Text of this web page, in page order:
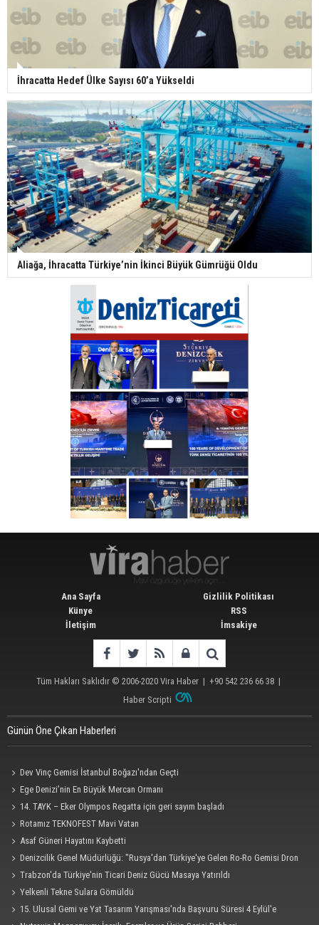
İhracatta Hedef Ülke Sayısı 60’a Yükseldi
Aliağa, İhracatta Türkiye’nin İkinci Büyük Gümrüğü Oldu
Ana Sayfa
Künye
İletişim
Gizlilik Politikası
RSS
İmsakiye
Tüm Hakları Saklıdır © 2006-2020 Vira Haber | +90 542 236 66 38 |
Haber Scripti
Günün Öne Çıkan Haberleri
Dev Vinç Gemisi İstanbul Boğazı'ndan Geçti
Ege Denizi’nin En Büyük Mercan Ormanı
14. TAYK – Eker Olympos Regatta için geri sayım başladı
Rotamız TEKNOFEST Mavi Vatan
Asaf Güneri Hayatını Kaybetti
Denizcilik Genel Müdürlüğü: "Rusya'dan Türkiye'ye Gelen Ro-Ro Gemisi Dron
Saldırısına Uğradı"
Trabzon'da Türkiye'nin Ticari Deniz Gücü Masaya Yatırıldı
Yelkenli Tekne Sulara Gömüldü
15. Ulusal Gemi ve Yat Tasarım Yarışması'nda Başvuru Süresi 4 Eylül'e